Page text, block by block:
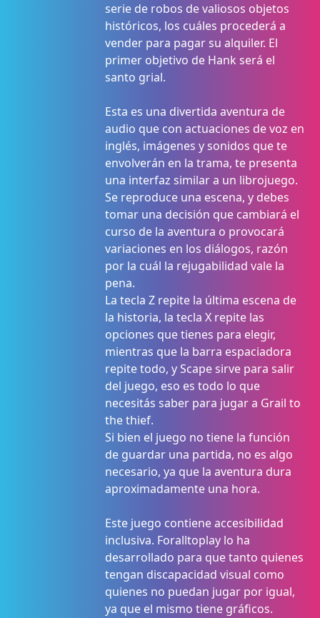
serie de robos de valiosos objetos
históricos, los cuáles procederá a
vender para pagar su alquiler. El
primer objetivo de Hank será el
santo grial.
Esta es una divertida aventura de
audio que con actuaciones de voz en
inglés, imágenes y sonidos que te
envolverán en la trama, te presenta
una interfaz similar a un librojuego.
Se reproduce una escena, y debes
tomar una decisión que cambiará el
curso de la aventura o provocará
variaciones en los diálogos, razón
por la cuál la rejugabilidad vale la
pena.
La tecla Z repite la última escena de
la historia, la tecla X repite las
opciones que tienes para elegir,
mientras que la barra espaciadora
repite todo, y Scape sirve para salir
del juego, eso es todo lo que
necesitás saber para jugar a Grail to
the thief.
Si bien el juego no tiene la función
de guardar una partida, no es algo
necesario, ya que la aventura dura
aproximadamente una hora.
Este juego contiene accesibilidad
inclusiva. Foralltoplay lo ha
desarrollado para que tanto quienes
tengan discapacidad visual como
quienes no puedan jugar por igual,
ya que el mismo tiene gráficos.